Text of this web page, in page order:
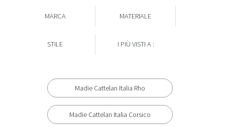
MARCA MATERIALE
STILE I PIÙ VISTI A :
Madie Cattelan Italia Rho
Madie Cattelan Italia Corsico